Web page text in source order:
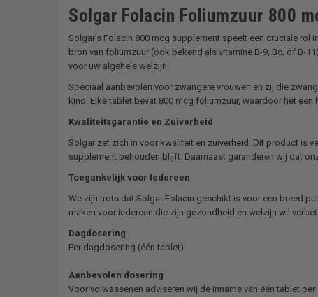
Solgar Folacin Foliumzuur 800
Solgar's Folacin 800 mcg supplement speelt een cruciale rol
bron van foliumzuur (ook bekend als vitamine B-9, Bc, of B-
voor uw algehele welzijn.
Speciaal aanbevolen voor zwangere vrouwen en zij die
kind. Elke tablet bevat 800 mcg foliumzuur, waardoor het
Kwaliteitsgarantie en Zuiverheid
Solgar zet zich in voor kwaliteit en zuiverheid. Dit product is
supplement behouden blijft. Daarnaast garanderen wij dat
Toegankelijk voor Iedereen
We zijn trots dat Solgar Folacin geschikt is voor een breed
maken voor iedereen die zijn gezondheid en welzijn wil
Dagdosering
Per dagdosering (één tablet)
Aanbevolen dosering
Voor volwassenen adviseren wij de inname van één tablet